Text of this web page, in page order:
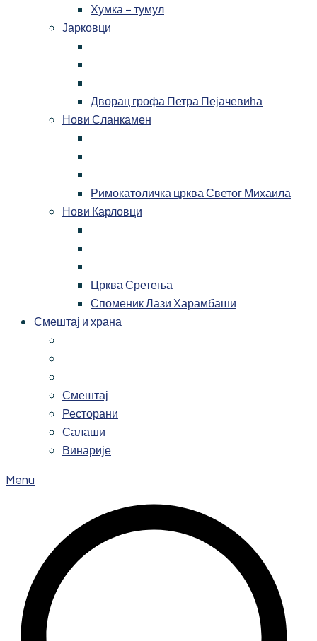
Хумка – тумул
Јарковци
Дворац грофа Петра Пејачевића
Нови Сланкамен
Римокатоличка црква Светог Михаила
Нови Карловци
Црква Сретења
Споменик Лази Харамбаши
Смештај и храна
Смештај
Ресторани
Салаши
Винарије
Menu